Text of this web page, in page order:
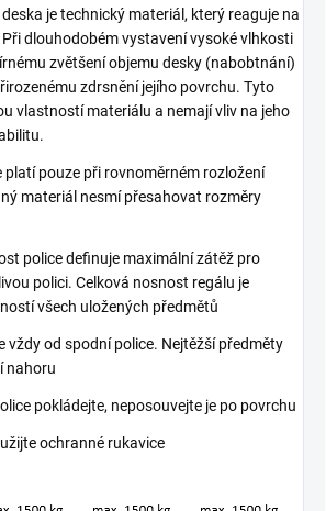
je technický materiál, který reaguje na
dlouhodobém vystavení vysoké vlhkosti
zvětšení objemu desky (nabobtnání)
zdrsnění jejího povrchu. Tyto
vlastností materiálu a nemají vliv na jeho
platí pouze při rovnoměrném rozložení
materiál nesmí přesahovat rozměry
police definuje maximální zátěž pro
polici. Celková nosnost regálu je
všech uložených předmětů
vždy od spodní police. Nejtěžší předměty
nahoru
pokládejte, neposouvejte je po povrchu
ochranné rukavice